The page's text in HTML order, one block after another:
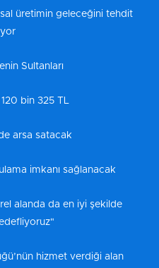
üretimin geleceğini tehdit
Sultanları
120 bin 325 TL
arsa satacak
imkanı sağlanacak
alanda da en iyi şekilde
hizmet verdiği alan